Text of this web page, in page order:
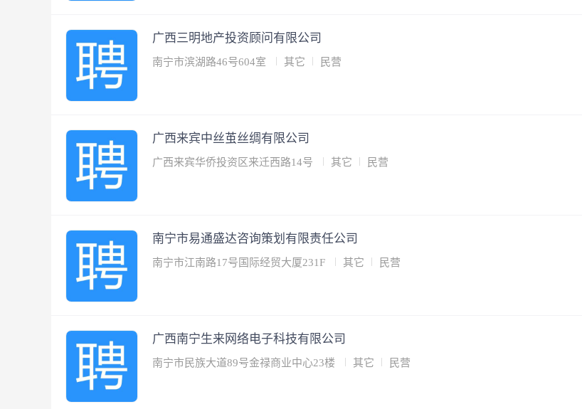
广西三明地产投资顾问有限公司
南宁市滨湖路46号604室 其它 民营
广西来宾中丝茧丝绸有限公司
广西来宾华侨投资区来迁西路14号 其它 民营
南宁市易通盛达咨询策划有限责任公司
南宁市江南路17号国际经贸大厦231F 其它 民营
广西南宁生来网络电子科技有限公司
南宁市民族大道89号金禄商业中心23楼 其它 民营